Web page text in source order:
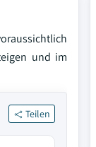
und im
Teilen